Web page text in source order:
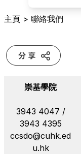
主頁 > 聯絡我們
崇基學院
3943 4047 /
3943 4395
ccsdo@cuhk.ed
u.hk